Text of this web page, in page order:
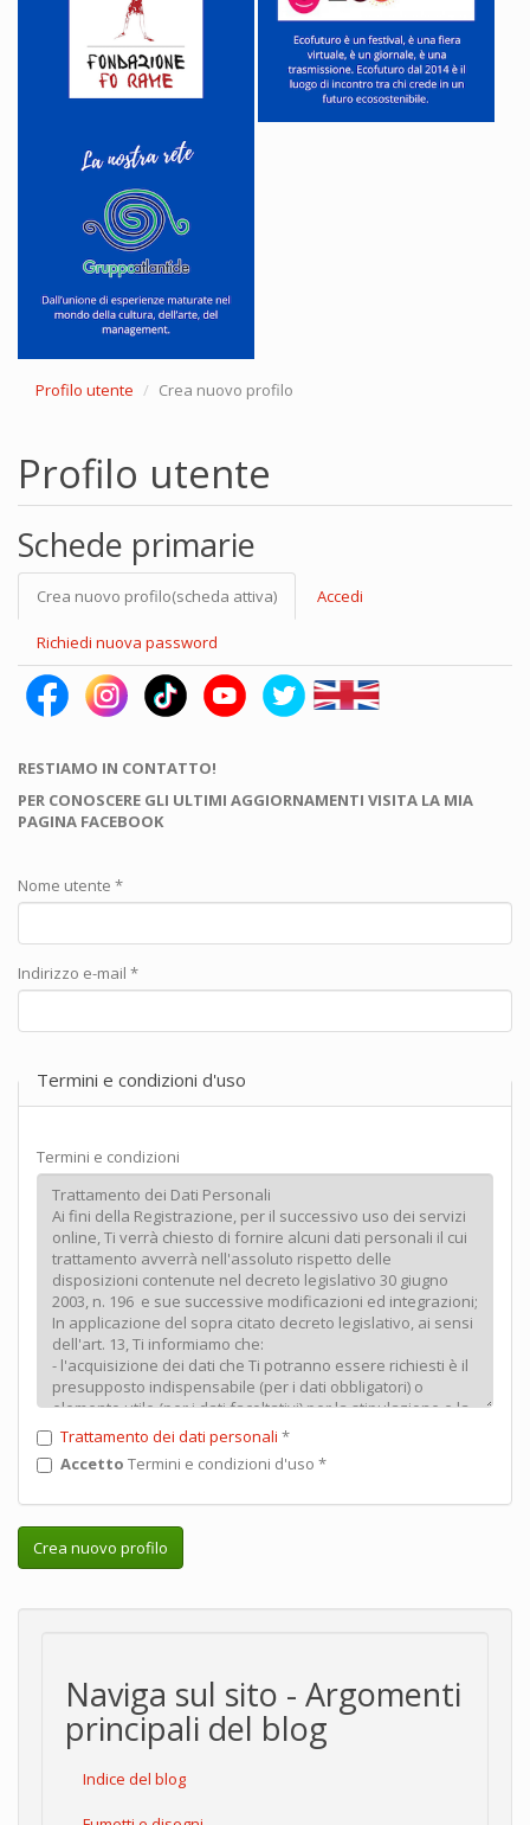
Profilo utente Crea nuovo profilo
Profilo utente
Schede primarie
Crea nuovo profilo(scheda attiva) Accedi
Richiedi nuova password
RESTIAMO IN CONTATTO!
PER CONOSCERE GLI ULTIMI AGGIORNAMENTI VISITA LA MIA
PAGINA FACEBOOK
Nome utente *
Indirizzo e-mail *
Termini e condizioni d'uso
Termini e condizioni
Trattamento dei dati personali *
Accetto Termini e condizioni d'uso *
Crea nuovo profilo
Naviga sul sito - Argomenti
principali del blog
Indice del blog